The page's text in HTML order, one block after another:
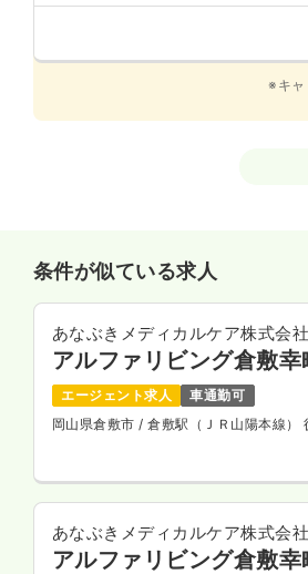
※キャ
条件が似ている求人
あなぶきメディカルケア株式会社
アルファリビング倉敷幸
エージェント求人
車通勤可
岡山県倉敷市/ 倉敷駅（ＪＲ山陽本線）
あなぶきメディカルケア株式会社
アルファリビング倉敷幸